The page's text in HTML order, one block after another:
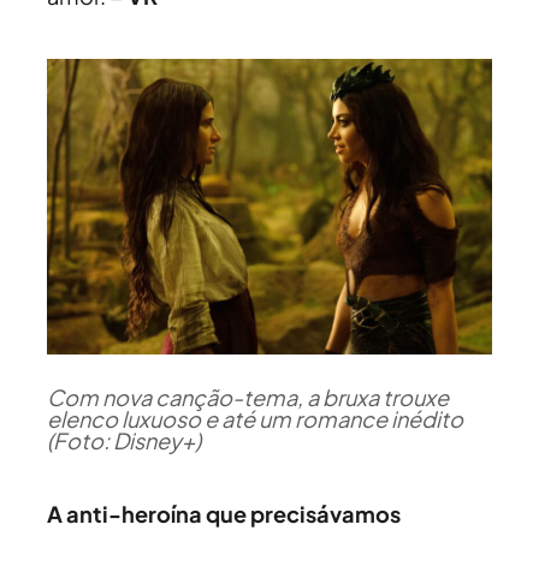
Com nova canção-tema, a bruxa trouxe
elenco luxuoso e até um romance inédito
(Foto: Disney+)
A anti-heroína que precisávamos